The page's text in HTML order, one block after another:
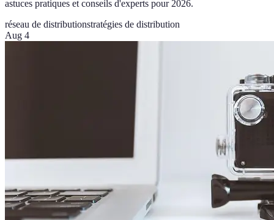
astuces pratiques et conseils d'experts pour 2026.
réseau de distributionstratégies de distribution
Aug 4